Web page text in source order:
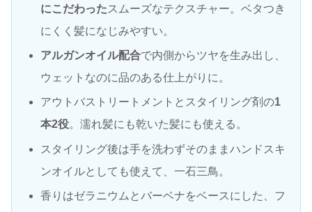
にこだわったスムーズなテクスチャー。ベタつき
にくく髪になじみやすい。
アルガンオイル配合で内側からツヤを生み出し、
ウェットなのに品のある仕上がりに。
アウトバストリートメントとスタイリング剤の1
本2役。濡れ髪にも乾いた髪にも使える。
スタイリング後は手を洗わずそのままハンドスキ
ンオイルとしても使えて、一石三鳥。
香りはゼラニウムとバーベナをベースにした、フ